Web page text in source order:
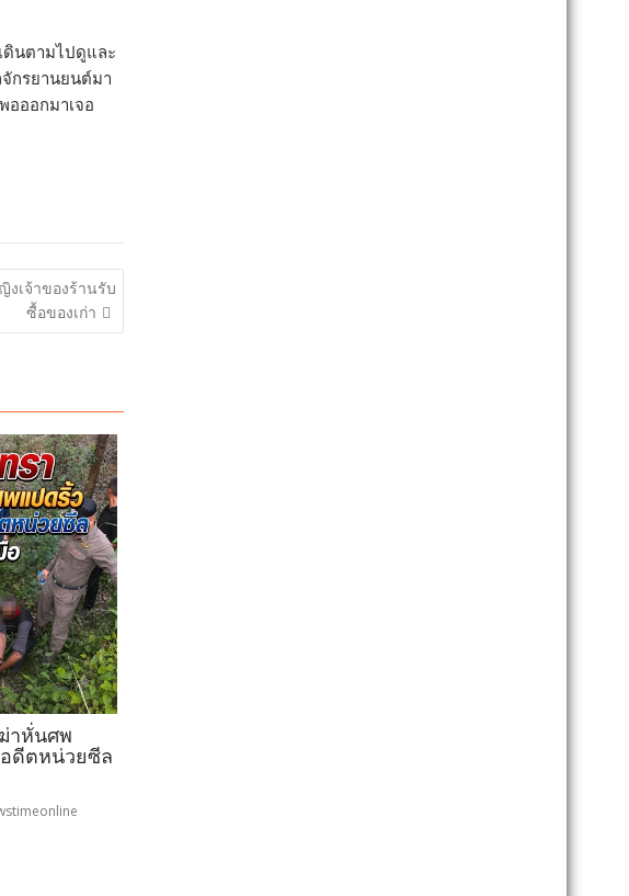
ดินตามไปดูและ
กรยานยนต์มา
อออกมาเจอ
เจ้าของร้านรับ
ซื้อของเก่า
าหั่นศพ
ดีตหน่วยซีล